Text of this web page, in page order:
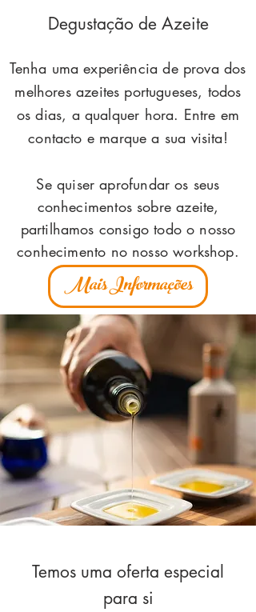
Degustação de Azeite
Tenha uma experiência de prova dos
melhores azeites portugueses, todos
os dias, a qualquer hora. Entre em
contacto e marque a sua visita!
Se quiser aprofundar os seus
conhecimentos sobre azeite,
partilhamos consigo todo o nosso
conhecimento no nosso workshop.
Mais Informações
Temos uma oferta especial
para si